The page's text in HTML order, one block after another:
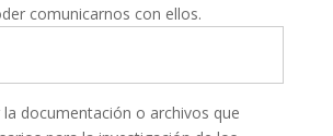
comunicarnos con ellos.
documentación o archivos que